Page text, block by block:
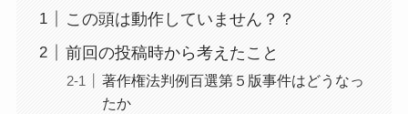
この頭は動作していません？？
前回の投稿時から考えたこと
著作権法判例百選第５版事件はどうなっ
たか